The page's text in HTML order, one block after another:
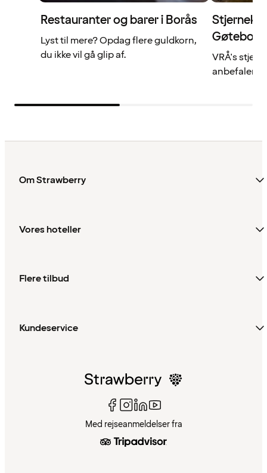
Restauranter og barer i Borås
Lyst til mere? Opdag flere guldkorn,
du ikke vil gå glip af.
Gøteborg
VRÅ's
anbefaler
Om Strawberry
Vores hoteller
Flere tilbud
Kundeservice
Med rejseanmeldelser fra